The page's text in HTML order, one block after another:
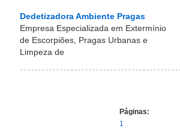
Dedetizadora Ambiente Pragas
Empresa Especializada em Extermínio
de Escorpiões, Pragas Urbanas e
Limpeza de
Páginas:
1